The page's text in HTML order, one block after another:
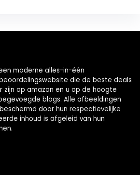
moderne alles-in-één
die de beste deals
zijn op amazon en u op de hoogte
blogs. Alle afbeeldingen
door hun respectievelijke
inhoud is afgeleid van hun